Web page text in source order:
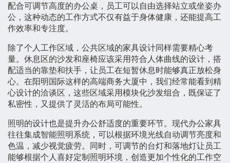
配合可调节高度的办公桌，员工可以自由选择站立或坐姿办
公，这种动态的工作方式不仅有益于身体健康，还能提高工
作效率和专注度。
除了个人工作区域，公共区域的家具设计同样需要精心考
量。休息区的沙发和座椅应该采用符合人体曲线的设计，搭
配适当的靠垫和扶手，让员工在短暂休息时能够真正放松身
心。在阳明国际这样的高端商务大厦中，我们经常能看到精
心设计的洽谈区，这些区域采用模块化沙发组合，既保证了
私密性，又提供了灵活的布局可能性。
照明的设计也是提升办公舒适度的重要环节。现代办公家具
往往集成智能照明系统，可以根据环境光线自动调节亮度和
色温，减少视觉疲劳。同时，可调节的台灯和落地灯让员工
能够根据个人喜好定制照明环境，创造更加个性化的工作空